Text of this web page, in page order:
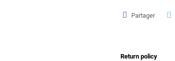
Partager
Return policy